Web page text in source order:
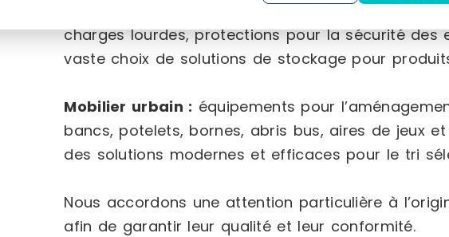
chariots et diables de
charges lourdes, protections pour la sécurité des
vaste choix de solutions de stockage pour
Mobilier urbain : équipements pour
bancs, potelets, bornes, abris bus, aires de jeux
des solutions modernes et efficaces pour le tri
Nous accordons une attention particulière à
afin de garantir leur qualité et leur conformité.